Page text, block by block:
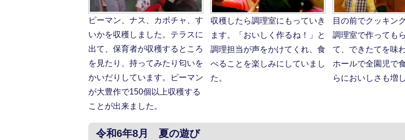
ピーマン、ナス、カボチャ、す
いかを収穫しました。テラスに
出て、保育者が収穫するところ
を見たり、持ってみたり匂いを
かいだりしています。ピーマン
が大豊作で150個以上収穫する
ことが出来ました。
収穫したら調理室にもっていき
ます。「おいしく作るね！」と
調理担当が声をかけてくれ、食
べることを楽しみにしていまし
た。
目の前でクッキン
調理室で作っても
て、できたてを味
ホールで全園児で
らにおいしさも増
令和6年8月 夏の遊び